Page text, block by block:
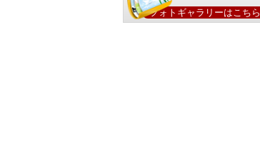
フォトギャラリーはこちら